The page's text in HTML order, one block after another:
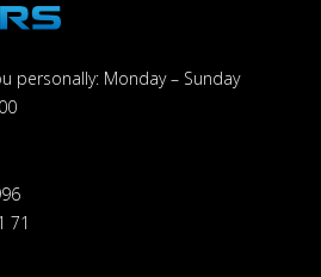
personally: Monday – Sunday
71